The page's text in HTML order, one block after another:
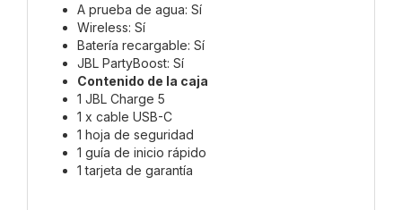
A prueba de agua: Sí
Wireless: Sí
Batería recargable: Sí
JBL PartyBoost: Sí
Contenido de la caja
1 JBL Charge 5
1 x cable USB-C
1 hoja de seguridad
1 guía de inicio rápido
1 tarjeta de garantía